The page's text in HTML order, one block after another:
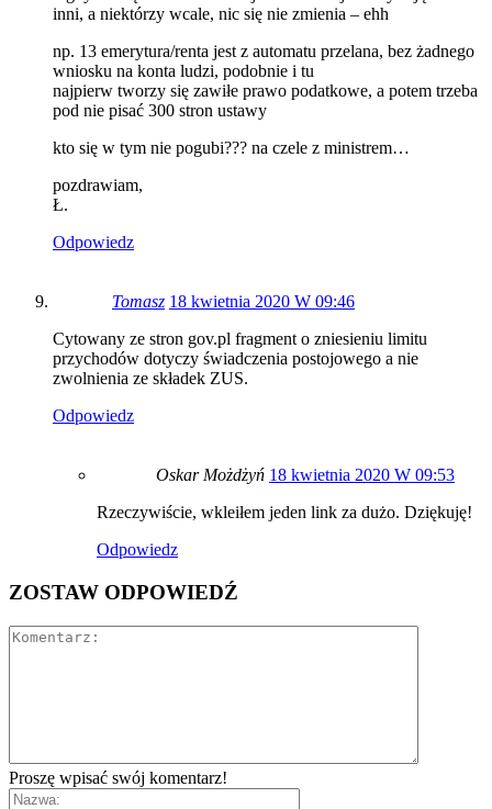
inni, a niektórzy wcale, nic się nie zmienia – ehh
np. 13 emerytura/renta jest z automatu przelana, bez żadnego
wniosku na konta ludzi, podobnie i tu
najpierw tworzy się zawiłe prawo podatkowe, a potem trzeba
pod nie pisać 300 stron ustawy
kto się w tym nie pogubi??? na czele z ministrem…
pozdrawiam,
Ł.
Odpowiedz
Tomasz 18 kwietnia 2020 W 09:46
Cytowany ze stron gov.pl fragment o zniesieniu limitu
przychodów dotyczy świadczenia postojowego a nie
zwolnienia ze składek ZUS.
Odpowiedz
Oskar Możdżyń 18 kwietnia 2020 W 09:53
Rzeczywiście, wkleiłem jeden link za dużo. Dziękuję!
Odpowiedz
ZOSTAW ODPOWIEDŹ
Proszę wpisać swój komentarz!